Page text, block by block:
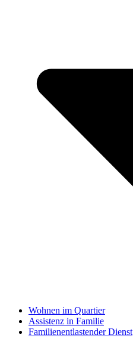
Wohnen im Quartier
Assistenz in Familie
Familienentlastender Dienst